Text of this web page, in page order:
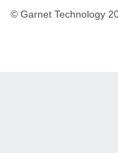
© Garnet Technology